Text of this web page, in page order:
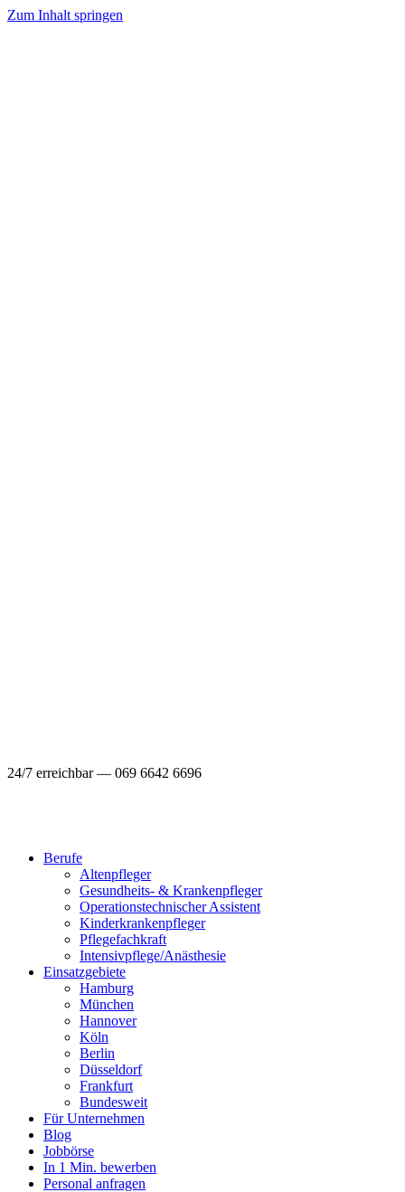
Zum Inhalt springen
24/7 erreichbar — 069 6642 6696
Berufe
Altenpfleger
Gesundheits- & Krankenpfleger
Operationstechnischer Assistent
Kinderkrankenpfleger
Pflegefachkraft
Intensivpflege/Anästhesie
Einsatzgebiete
Hamburg
München
Hannover
Köln
Berlin
Düsseldorf
Frankfurt
Bundesweit
Für Unternehmen
Blog
Jobbörse
In 1 Min. bewerben
Personal anfragen